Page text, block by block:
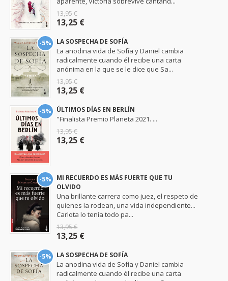
13,95 €
13,25 €
-5% LA SOSPECHA DE SOFÍA
La anodina vida de Sofía y Daniel cambia
radicalmente cuando él recibe una carta
anónima en la que se le dice que Sa...
13,95 €
13,25 €
-5% ÚLTIMOS DÍAS EN BERLÍN
"Finalista Premio Planeta 2021. ...
13,95 €
13,25 €
-5%
MI RECUERDO ES MÁS FUERTE QUE TU
OLVIDO
Una brillante carrera como juez, el respeto de
quienes la rodean, una vida independiente...
Carlota lo tenía todo pa...
13,95 €
13,25 €
-5% LA SOSPECHA DE SOFÍA
La anodina vida de Sofía y Daniel cambia
radicalmente cuando él recibe una carta